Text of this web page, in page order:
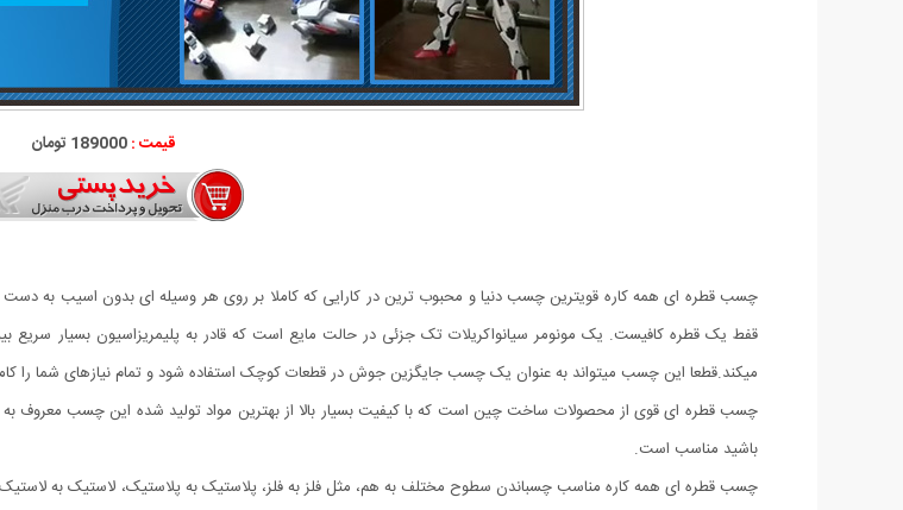
قیمت :189000 تومان
چسب قطره ای همه کاره قویترین چسب دنیا و محبوب ترین در کارایی که کاملا بر روی هر وسیله ای بدون اسیب به
قفط یک قطره کافیست. یک مونومر سیانواکریلات تک جزئی در حالت مایع است که قادر به پلیمریزاسیون بسیار
میکند.قطعا این چسب میتواند به عنوان یک چسب جایگزین جوش در قطعات کوچک استفاده شود و تمام نیازهای شما را
چسب قطره ای قوی از محصولات ساخت چین است که با کیفیت بسیار بالا از بهترین مواد تولید شده این چسب معروف
باشید مناسب است.
چسب قطره ای همه کاره مناسب چسباندن سطوح مختلف به هم، مثل فلز به فلز، پلاستیک به پلاستیک، لاستیک به